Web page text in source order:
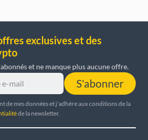
exclusives et des
et ne manque plus aucune offre.
S'abonner
de mes données et j'adhère aux conditions de la
de la newsletter.